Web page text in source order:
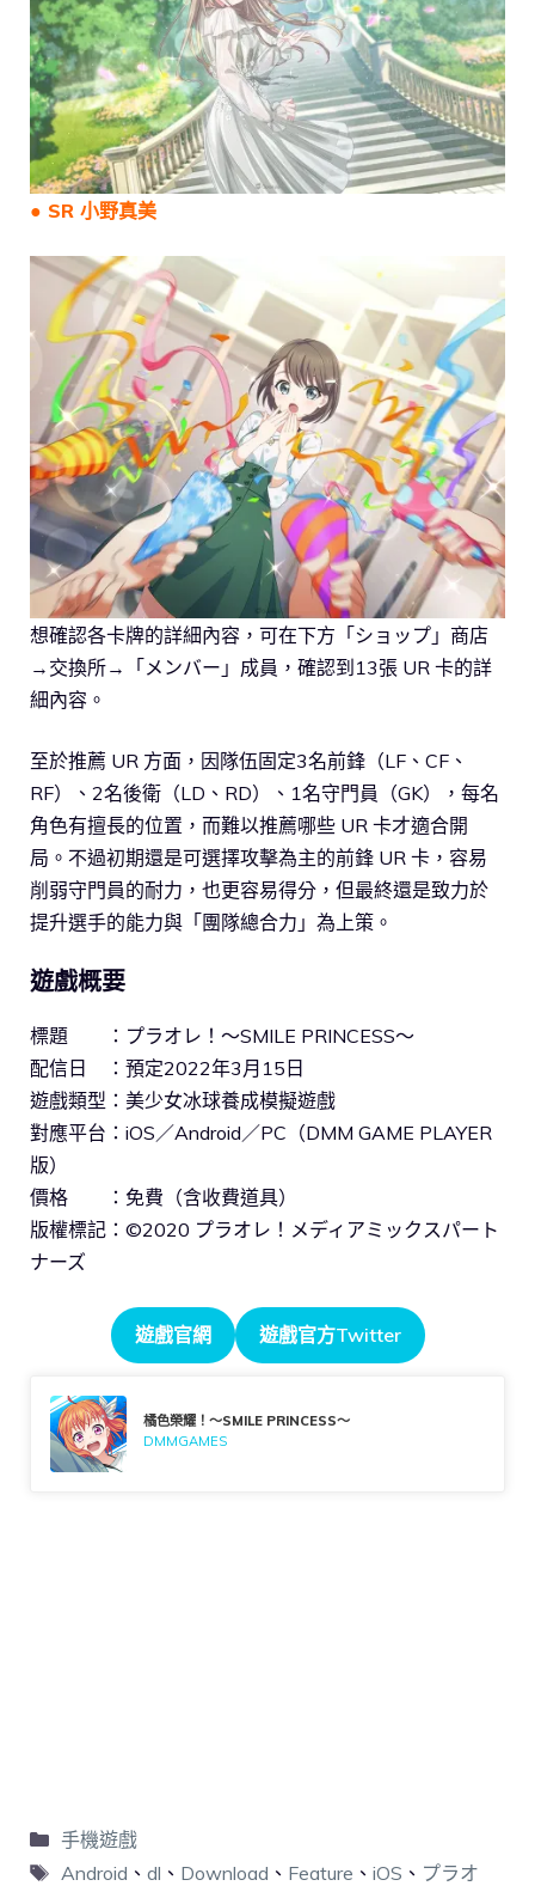
● SR 小野真美
想確認各卡牌的詳細內容，可在下方「ショップ」商店
→交換所→「メンバー」成員，確認到13張 UR 卡的詳
細內容。
至於推薦 UR 方面，因隊伍固定3名前鋒（LF、CF、
RF）、2名後衛（LD、RD）、1名守門員（GK），每名
角色有擅長的位置，而難以推薦哪些 UR 卡才適合開
局。不過初期還是可選擇攻擊為主的前鋒 UR 卡，容易
削弱守門員的耐力，也更容易得分，但最終還是致力於
提升選手的能力與「團隊總合力」為上策。
遊戲概要
標題 ：プラオレ！～SMILE PRINCESS～
配信日 ：預定2022年3月15日
遊戲類型：美少女冰球養成模擬遊戲
對應平台：iOS／Android／PC（DMM GAME PLAYER
版）
價格 ：免費（含收費道具）
版權標記：©2020 プラオレ！メディアミックスパート
ナーズ
遊戲官網 遊戲官方Twitter
橘色榮耀！～SMILE PRINCESS～
DMMGAMES
手機遊戲
Android 、 dl 、 Download 、 Feature 、 iOS 、 プラオ